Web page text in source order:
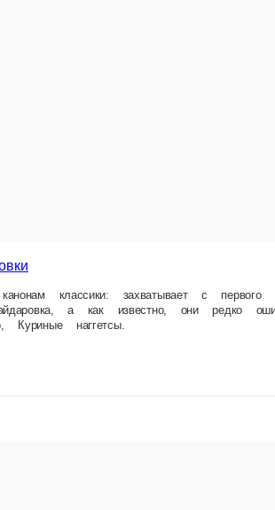
и черникой, Пицца «Маргарита» 30 см, Картофель